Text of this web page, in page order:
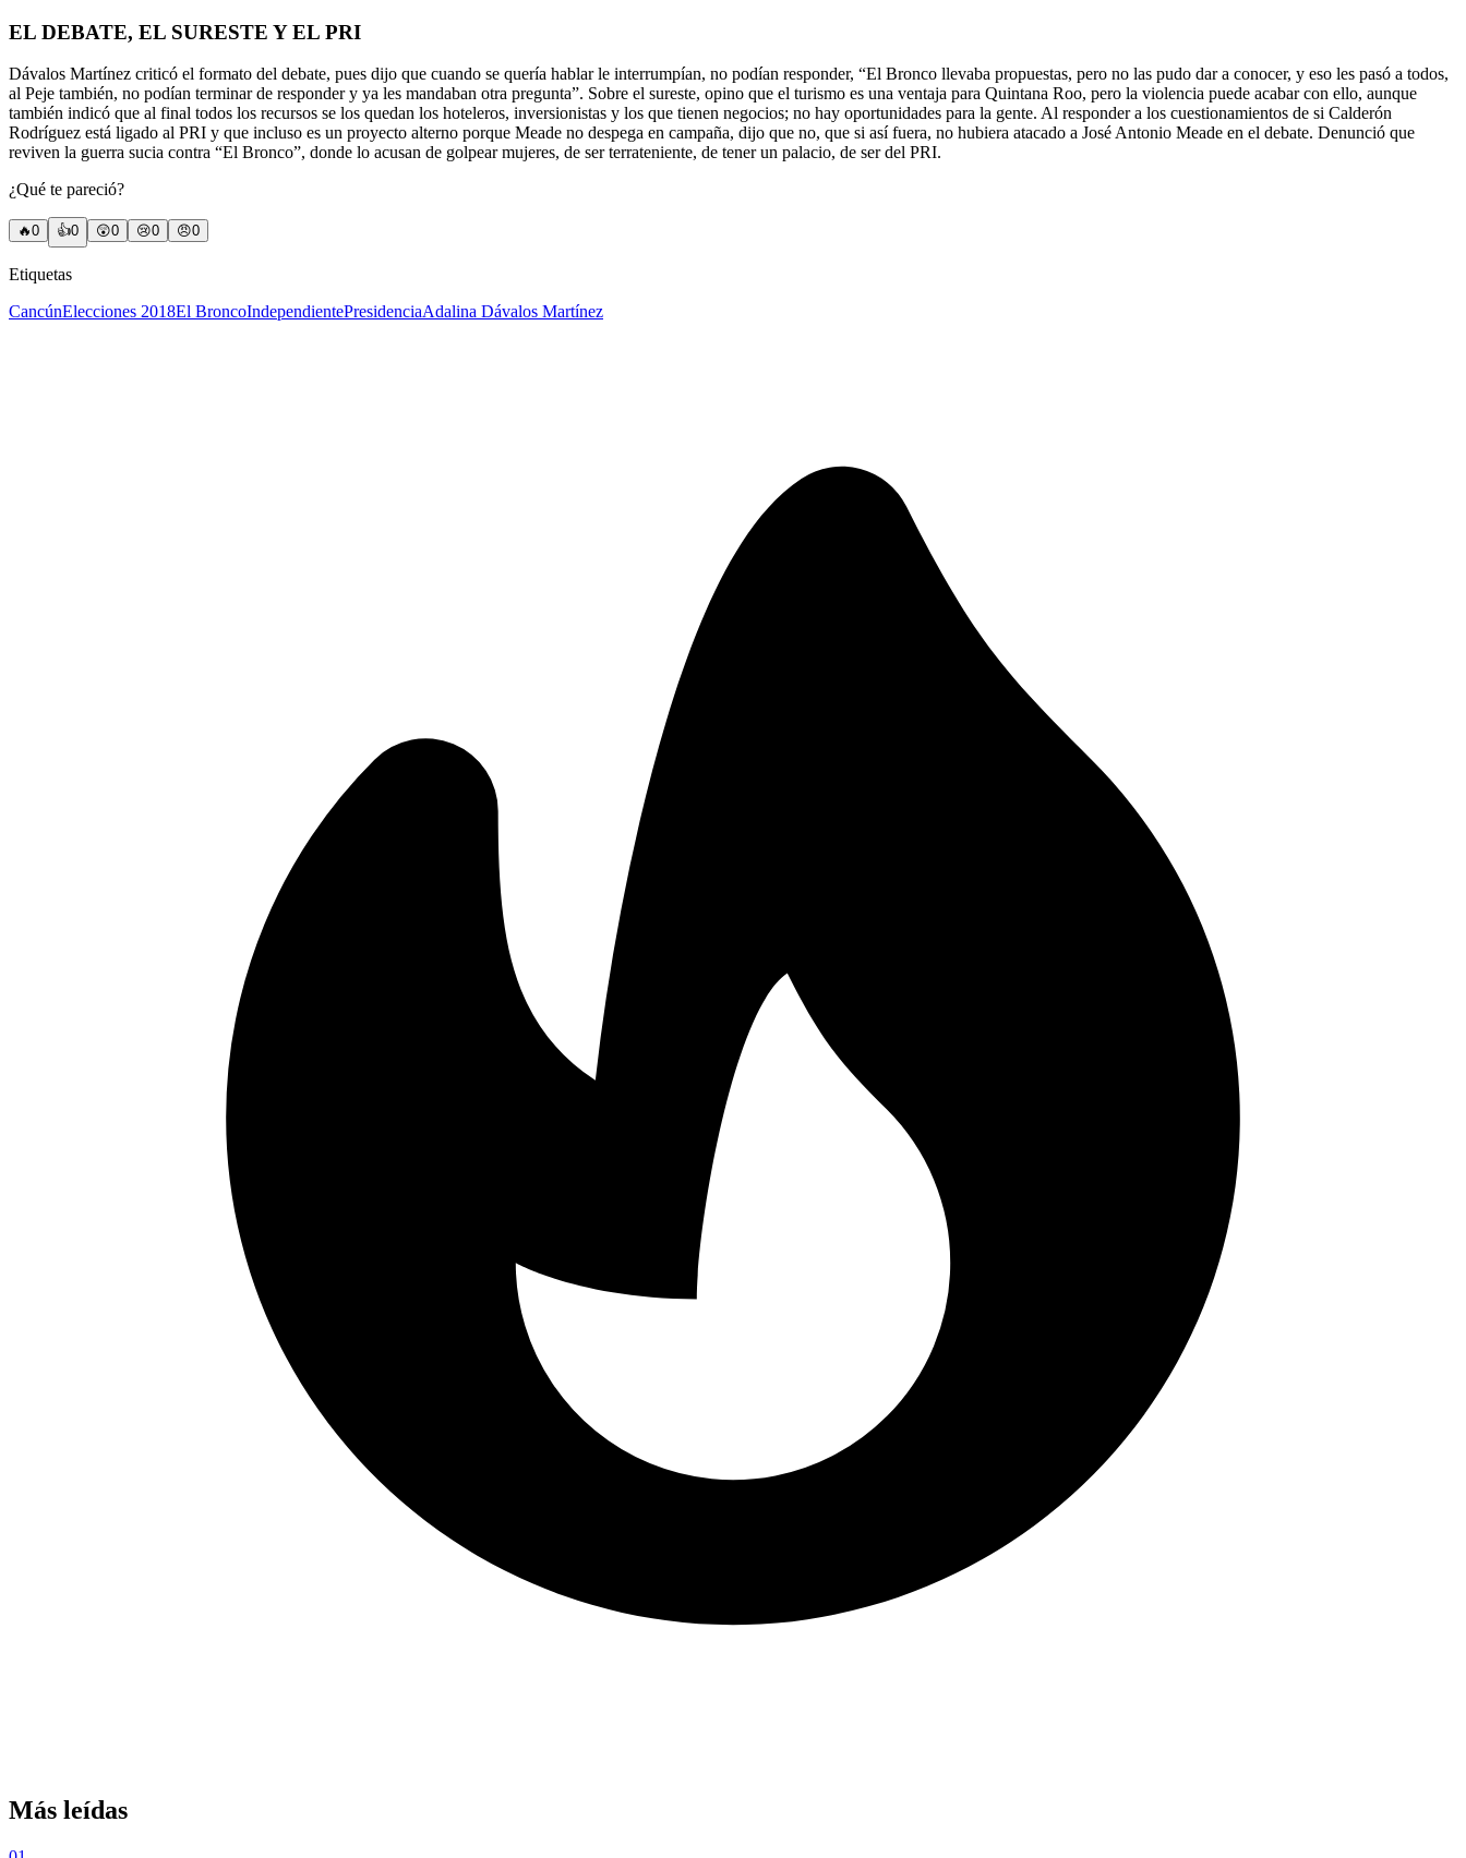
EL DEBATE, EL SURESTE Y EL PRI
Dávalos Martínez criticó el formato del debate, pues dijo que cuando se quería hablar le interrumpían, no podían responder, “El Bronco llevaba propuestas, pero no las pudo dar a conocer, y eso les pasó a todos,
al Peje también, no podían terminar de responder y ya les mandaban otra pregunta”. Sobre el sureste, opino que el turismo es una ventaja para Quintana Roo, pero la violencia puede acabar con ello, aunque
también indicó que al final todos los recursos se los quedan los hoteleros, inversionistas y los que tienen negocios; no hay oportunidades para la gente. Al responder a los cuestionamientos de si Calderón
Rodríguez está ligado al PRI y que incluso es un proyecto alterno porque Meade no despega en campaña, dijo que no, que si así fuera, no hubiera atacado a José Antonio Meade en el debate. Denunció que
reviven la guerra sucia contra “El Bronco”, donde lo acusan de golpear mujeres, de ser terrateniente, de tener un palacio, de ser del PRI.
¿Qué te pareció?
🔥0 👍0 😲0 😢0 😠0
Etiquetas
CancúnElecciones 2018El BroncoIndependientePresidenciaAdalina Dávalos Martínez
Más leídas